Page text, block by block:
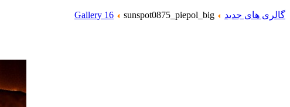
گالری های جدید Gallery 16 sunspot0875_piepol_big